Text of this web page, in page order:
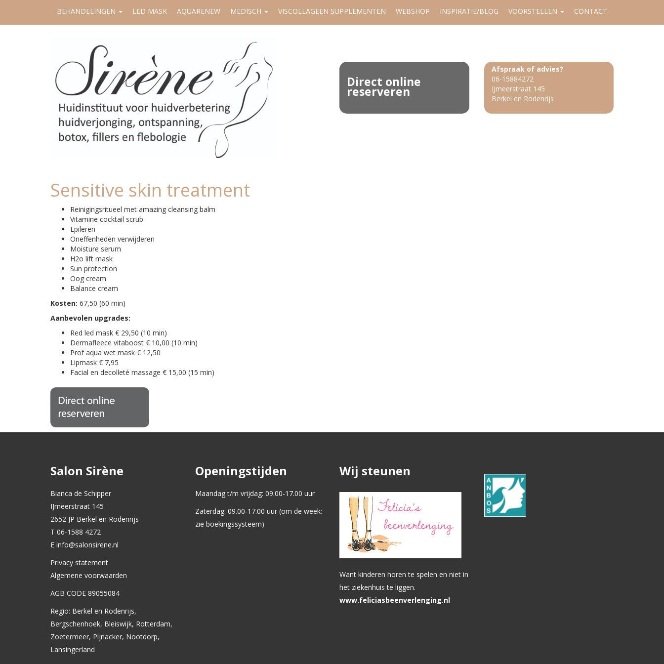
BEHANDELINGEN LED MASK AQUARENEW MEDISCH VISCOLLAGEEN SUPPLEMENTEN WEBSHOP INSPIRATIE/BLOG VOORSTELLEN CONTACT
Direct online
reserveren
Afspraak of advies?
06-15884272
IJmeerstraat 145
Berkel en Rodenrijs
Sensitive skin treatment
Reinigingsritueel met amazing cleansing balm
Vitamine cocktail scrub
Epileren
Oneffenheden verwijderen
Moisture serum
H2o lift mask
Sun protection
Oog cream
Balance cream
Kosten: 67,50 (60 min)
Aanbevolen upgrades:
Red led mask € 29,50 (10 min)
Dermafleece vitaboost € 10,00 (10 min)
Prof aqua wet mask € 12,50
Lipmask € 7,95
Facial en decolleté massage € 15,00 (15 min)
Salon Sirène
Bianca de Schipper
IJmeerstraat 145
2652 JP Berkel en Rodenrijs
T 06-1588 4272
E info@salonsirene.nl
Privacy statement
Algemene voorwaarden
AGB CODE 89055084
Regio: Berkel en Rodenrijs,
Bergschenhoek, Bleiswijk, Rotterdam,
Zoetermeer, Pijnacker, Nootdorp,
Lansingerland
Openingstijden
Maandag t/m vrijdag: 09.00-17.00 uur
Zaterdag: 09.00-17.00 uur (om de week:
zie boekingssysteem)
Wij steunen
Want kinderen horen te spelen en niet in
het ziekenhuis te liggen.
www.feliciasbeenverlenging.nl